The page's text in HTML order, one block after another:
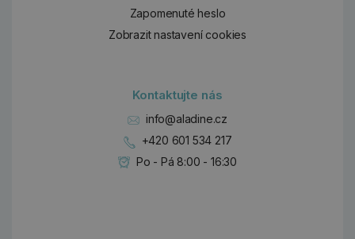
Zapomenuté heslo
Zobrazit nastavení cookies
Kontaktujte nás
info@aladine.cz
+420 601 534 217
Po - Pá 8:00 - 16:30